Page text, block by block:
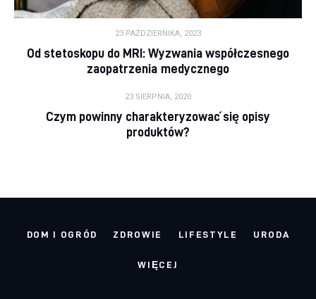
23 PAŹDZIERNIKA, 2023
Od stetoskopu do MRI: Wyzwania współczesnego
zaopatrzenia medycznego
23 SIERPNIA, 2020
Czym powinny charakteryzować się opisy
produktów?
DOM I OGRÓD ZDROWIE LIFESTYLE URODA
WIĘCEJ